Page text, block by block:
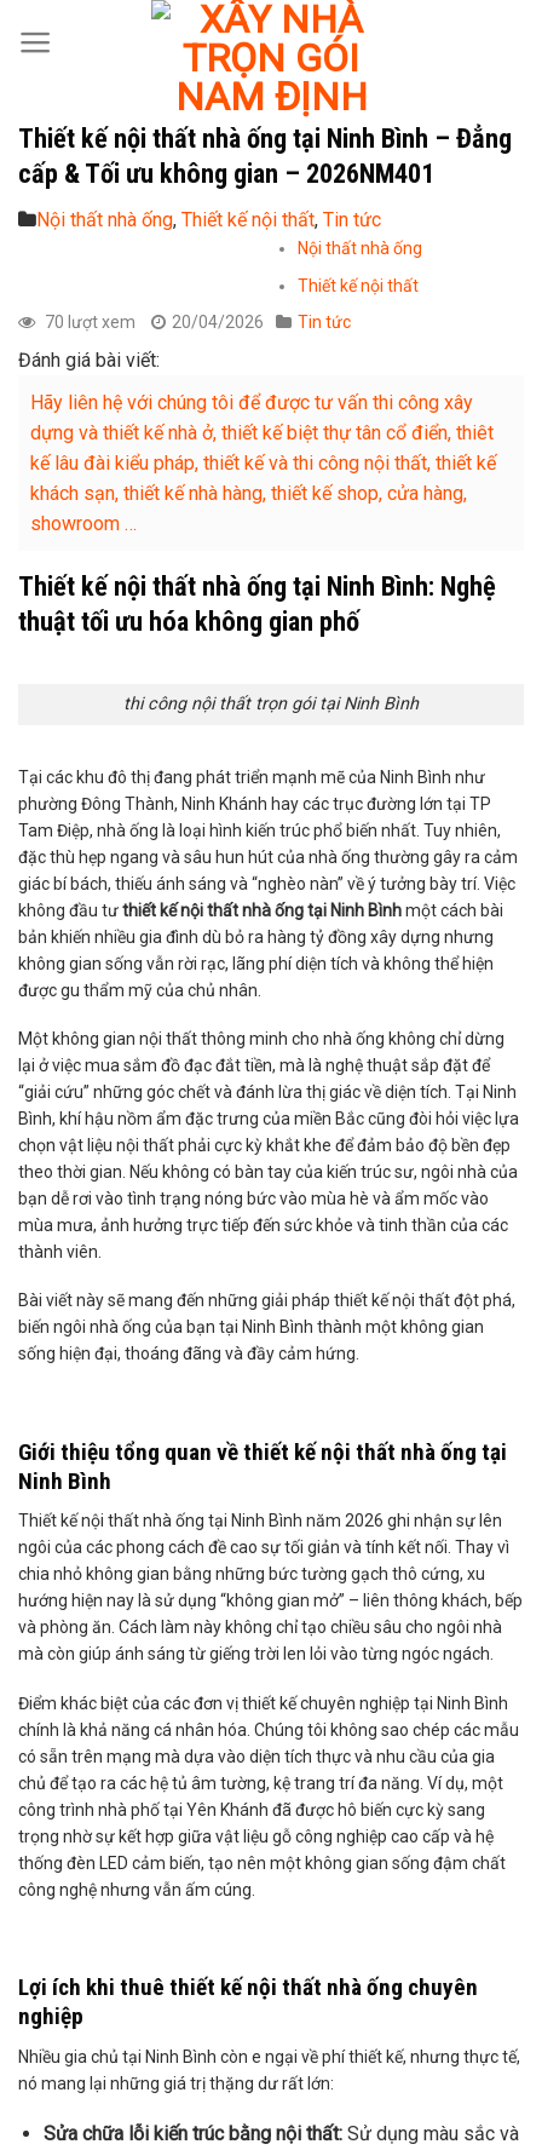
Thiết kế nội thất nhà ống tại Ninh Bình – Đẳng
cấp & Tối ưu không gian – 2026NM401
Nội thất nhà ống, Thiết kế nội thất, Tin tức
70 lượt xem 20/04/2026
Nội thất nhà ống
Thiết kế nội thất
Tin tức
Đánh giá bài viết:
Hãy liên hệ với chúng tôi để được tư vấn thi công xây
dựng và thiết kế nhà ở, thiết kế biệt thự tân cổ điển, thiêt
kế lâu đài kiểu pháp, thiết kế và thi công nội thất, thiết kế
khách sạn, thiết kế nhà hàng, thiết kế shop, cửa hàng,
showroom …
Thiết kế nội thất nhà ống tại Ninh Bình: Nghệ
thuật tối ưu hóa không gian phố
thi công nội thất trọn gói tại Ninh Bình
Tại các khu đô thị đang phát triển mạnh mẽ của Ninh Bình như
phường Đông Thành, Ninh Khánh hay các trục đường lớn tại TP
Tam Điệp, nhà ống là loại hình kiến trúc phổ biến nhất. Tuy nhiên,
đặc thù hẹp ngang và sâu hun hút của nhà ống thường gây ra cảm
giác bí bách, thiếu ánh sáng và “nghèo nàn” về ý tưởng bày trí. Việc
không đầu tưthiết kế nội thất nhà ống tại Ninh Bìnhmột cách bài
bản khiến nhiều gia đình dù bỏ ra hàng tỷ đồng xây dựng nhưng
không gian sống vẫn rời rạc, lãng phí diện tích và không thể hiện
được gu thẩm mỹ của chủ nhân.
Một không gian nội thất thông minh cho nhà ống không chỉ dừng
lại ở việc mua sắm đồ đạc đắt tiền, mà là nghệ thuật sắp đặt để
“giải cứu” những góc chết và đánh lừa thị giác về diện tích. Tại Ninh
Bình, khí hậu nồm ẩm đặc trưng của miền Bắc cũng đòi hỏi việc lựa
chọn vật liệu nội thất phải cực kỳ khắt khe để đảm bảo độ bền đẹp
theo thời gian. Nếu không có bàn tay của kiến trúc sư, ngôi nhà của
bạn dễ rơi vào tình trạng nóng bức vào mùa hè và ẩm mốc vào
mùa mưa, ảnh hưởng trực tiếp đến sức khỏe và tinh thần của các
thành viên.
Bài viết này sẽ mang đến những giải pháp thiết kế nội thất đột phá,
biến ngôi nhà ống của bạn tại Ninh Bình thành một không gian
sống hiện đại, thoáng đãng và đầy cảm hứng.
Giới thiệu tổng quan về thiết kế nội thất nhà ống tại
Ninh Bình
Thiết kế nội thất nhà ống tại Ninh Bình năm 2026 ghi nhận sự lên
ngôi của các phong cách đề cao sự tối giản và tính kết nối. Thay vì
chia nhỏ không gian bằng những bức tường gạch thô cứng, xu
hướng hiện nay là sử dụng “không gian mở” – liên thông khách, bếp
và phòng ăn. Cách làm này không chỉ tạo chiều sâu cho ngôi nhà
mà còn giúp ánh sáng từ giếng trời len lỏi vào từng ngóc ngách.
Điểm khác biệt của các đơn vị thiết kế chuyên nghiệp tại Ninh Bình
chính là khả năng cá nhân hóa. Chúng tôi không sao chép các mẫu
có sẵn trên mạng mà dựa vào diện tích thực và nhu cầu của gia
chủ để tạo ra các hệ tủ âm tường, kệ trang trí đa năng. Ví dụ, một
công trình nhà phố tại Yên Khánh đã được hô biến cực kỳ sang
trọng nhờ sự kết hợp giữa vật liệu gỗ công nghiệp cao cấp và hệ
thống đèn LED cảm biến, tạo nên một không gian sống đậm chất
công nghệ nhưng vẫn ấm cúng.
Lợi ích khi thuê thiết kế nội thất nhà ống chuyên
nghiệp
Nhiều gia chủ tại Ninh Bình còn e ngại về phí thiết kế, nhưng thực tế,
nó mang lại những giá trị thặng dư rất lớn:
Sửa chữa lỗi kiến trúc bằng nội thất:Sử dụng màu sắc và